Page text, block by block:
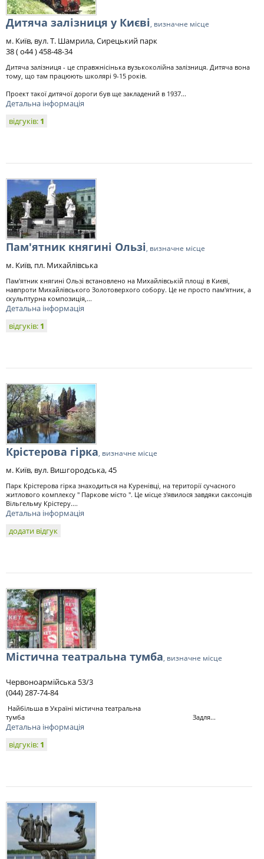
Дитяча залізниця у Києві, визначне місце
м. Київ, вул. Т. Шамрила, Сирецький парк
38 ( о44 ) 458-48-34
Дитяча залізниця - це справжнісінька вузькоколійна залізниця. Дитяча вона
тому, що там працюють школярі 9-15 років.
Проект такої дитячої дороги був ще закладений в 1937...
Детальна інформація
відгуків: 1
Пам'ятник княгині Ользі, визначне місце
м. Київ, пл. Михайлівська
Пам'ятник княгині Ользі встановлено на Михайлівській площі в Києві,
навпроти Михайлівського Золотоверхого собору. Це не просто пам'ятник, а
скульптурна композиція,...
Детальна інформація
відгуків: 1
Крістерова гірка, визначне місце
м. Київ, вул. Вишгородська, 45
Парк Крістерова гірка знаходиться на Куренівці, на території сучасного
житлового комплексу " Паркове місто ". Це місце з'явилося завдяки саксонців
Вільгельму Крістеру....
Детальна інформація
додати відгук
Містична театральна тумба, визначне місце
Червоноармійська 53/3
(044) 287-74-84
Найбільша в Україні містична театральна
тумба Задля...
Детальна інформація
відгуків: 1